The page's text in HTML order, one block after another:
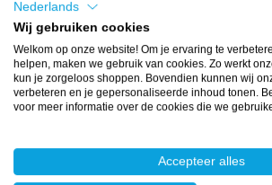
Rendement:
9 m
Houdbaarheid:
Bekijk detechnische documentatie
informatie over de eigenschappen en
verwerking van International B-Free
Nederlands
Wij gebruiken cookies
Welkom op onze website! Om je ervaring te
helpen, maken we gebruik van cookies. Zo werkt
kun je zorgeloos shoppen. Bovendien kunnen wij
verbeteren en je gepersonaliseerde inhoud tonen.
voor meer informatie over de cookies die we
Accepteer alles